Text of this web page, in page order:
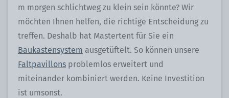
m morgen schlichtweg zu klein sein könnte? Wir
möchten Ihnen helfen, die richtige Entscheidung zu
treffen. Deshalb hat Mastertent für Sie ein
Baukastensystem ausgetüftelt. So können unsere
Faltpavillons problemlos erweitert und
miteinander kombiniert werden. Keine Investition
ist umsonst.